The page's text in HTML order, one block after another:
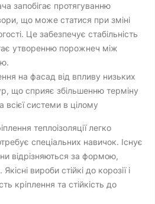
запобігає протягуванню
що може статися при зміні
Це забезпечує стабільність
утворенню порожнеч між
на фасад від впливу низьких
що сприяє збільшенню терміну
системи в цілому
теплоізоляції легко
спеціальних навичок. Існує
відрізняються за формою,
вироби стійкі до корозії і
кріплення та стійкість до